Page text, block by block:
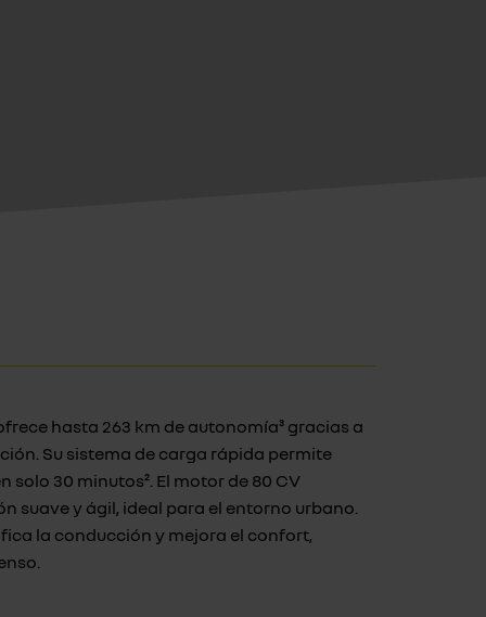
hasta 263 km de autonomía³ gracias a
Su sistema de carga rápida permite
solo 30 minutos². El motor de 80 CV
suave y ágil, ideal para el entorno urbano.
la conducción y mejora el confort,